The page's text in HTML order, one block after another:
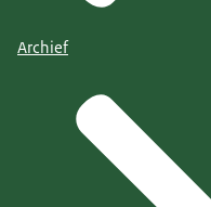
Archief